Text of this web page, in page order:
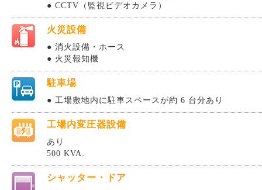
● CCTV（監視ビデオカメラ）
火災設備
● 消火設備・ホース
● 火災報知機
駐車場
● 工場敷地内に駐車スペースが約 6 台分あり
工場内変圧器設備
あり
500 KVA.
シャッター・ドア